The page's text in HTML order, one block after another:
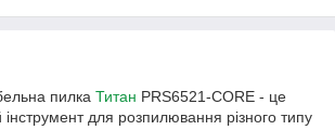
пилка Титан PRS6521-CORE - це
для розпилювання різного типу